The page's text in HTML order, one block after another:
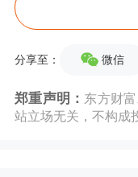
目前已建成
机构调研回测
除当日外，
分享至： 微信
郑重声明： 东方财
站立场无关，不构成